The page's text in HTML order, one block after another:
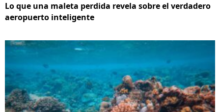
Lo que una maleta perdida revela sobre el verdadero
aeropuerto inteligente